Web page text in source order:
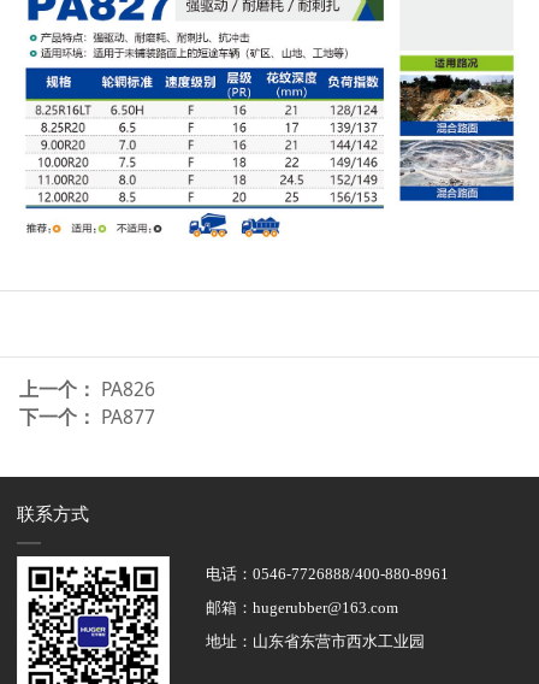
上一个： PA826
下一个： PA877
联系方式
电话：0546-7726888/400-880-8961
邮箱：hugerubber@163.com
地址：山东省东营市西水工业园